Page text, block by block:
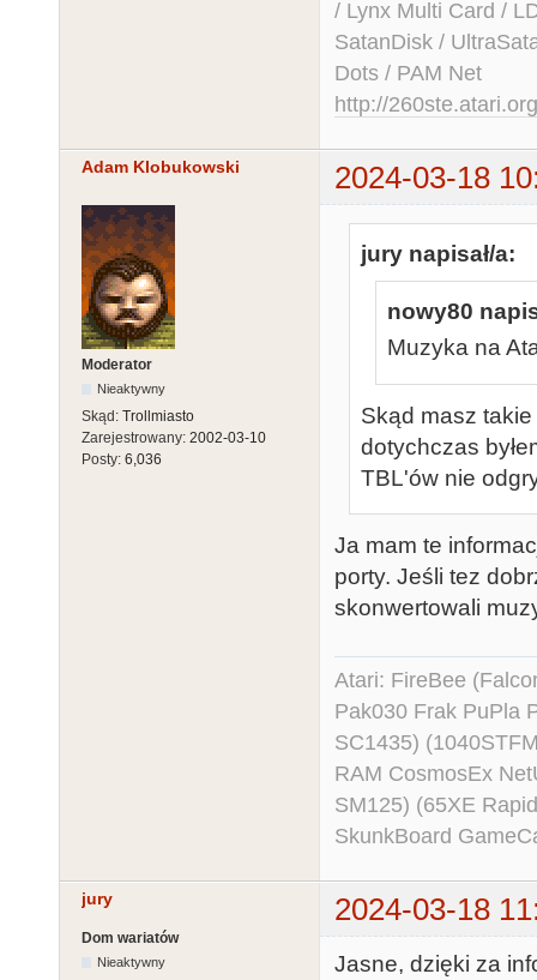
/ Lynx Multi Card /
SatanDisk /
Dots / PAM Net
http://260ste.atari.org
Adam Klobukowski 2024-03-18
Moderator
Nieaktywny
Skąd: Trollmiasto
Zarejestrowany: 2002-03-10
Posty: 6,036
jury napisał/a:
nowy80
Muzyka na
Skąd masz
dotychczas
TBL'ów nie
Ja mam te
porty. Jeśli tez
skonwertowali
Atari: FireBee
Pak030 Frak PuPla
SC1435)
RAM CosmosEx
SM125) (65XE
SkunkBoard
jury 2024-03-18
Dom wariatów
Nieaktywny Jasne, dzięki za